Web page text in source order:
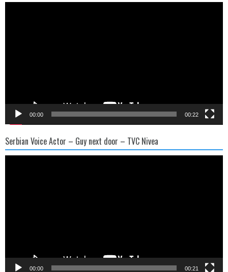
Video
00:00 00:22
Serbian Voice Actor – Guy next door – TVC Nivea
00:00 00:21